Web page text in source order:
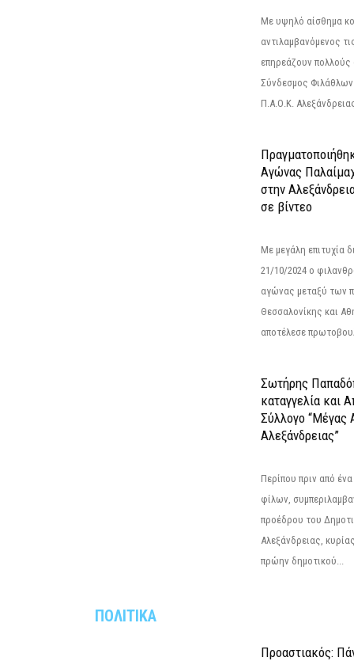
Με υψηλό αίσθημα
αντιλαμβανόμενος
επηρεάζουν πολλούς
Σύνδεσμος
Π.Α.Ο.Κ.
Αγώνας
στην
σε βίντεο
Με μεγάλη επιτυχία
21/10/2024 ο
αγώνας μεταξύ των
Θεσσαλονίκης και
αποτέλεσε
Σωτήρης
καταγγελία και
Σύλλογο “Μέγας
Αλεξάνδρειας”
Περίπου πριν από
φίλων,
προέδρου του
Αλεξάνδρειας,
πρώην δημοτικού...
ΠΟΛΙΤΙΚΑ
Προαστιακός: